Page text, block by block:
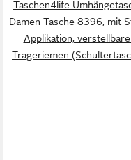
Taschen4life
Damen Tasche 8396, mit
Applikation,
Trageriemen